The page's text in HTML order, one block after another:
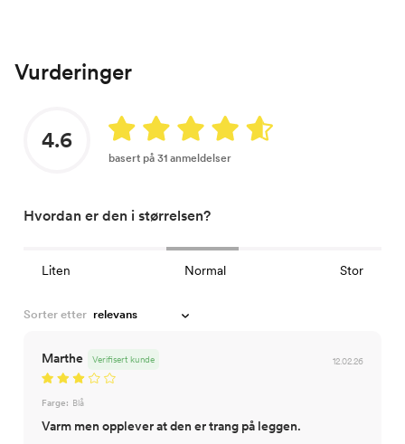
Vurderinger
4.6
basert på 31 anmeldelser
Hvordan er den i størrelsen?
Liten Normal Stor
Sorter etter
Marthe 12.02.26
Verifisert kunde
Farge: Blå
Varm men opplever at den er trang på leggen.